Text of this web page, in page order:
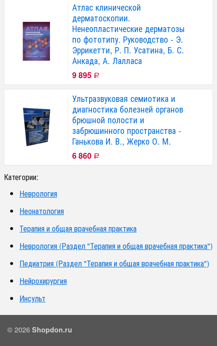
Атлас клинической
дерматоскопии.
Ненеопластические дерматозы
по фототипу. Руководство - Э.
Эррикетти, Р. П. Усатина, Б. С.
Анкада, А. Лалласа
9 895 Р
Ультразвуковая семиотика и
диагностика болезней органов
брюшной полости и
забрюшинного пространства -
Ганькова И. В., Жерко О. М.
6 860 Р
Категории:
Неврология
Неонатология
Терапия и общая врачебная практика
Неврология (Раздел "Терапия и общая врачебная практика")
Педиатрия (Раздел "Терапия и общая врачебная практика")
Нейрохирургия
Инсульт
© 2026 Shopdon.ru